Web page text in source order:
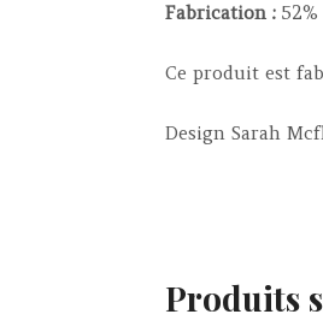
Fabrication :
Ce produit est
Design Sarah
Produits